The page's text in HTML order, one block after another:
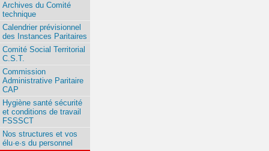
Archives du Comité
technique
Calendrier prévisionnel
des Instances Paritaires
Comité Social Territorial
C.S.T.
Commission
Administrative Paritaire
CAP
Hygiène santé sécurité
et conditions de travail
FSSSCT
Nos structures et vos
élu·e·s du personnel